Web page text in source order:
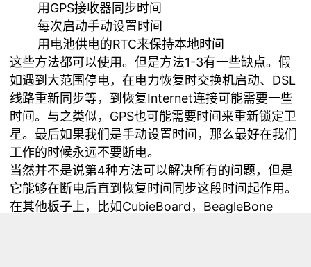
用GPS接收器同步时间
每次启动手动设置时间
用电池供电的RTC来保持本地时间
这些方法都可以使用。但是方法1-3有一些缺点。假
如遇到大范围停电，在电力恢复时交换机启动、DSL
线路重新同步等，到恢复Internet连接可能需要一些
时间。与之类似，GPS也可能需要时间来重新锁定卫
星。最后如果我们是手动设置时间，那么最好在我们
工作的时候永远不要断电。
当然并不是说第4种方法可以解决所有的问题，但是
它能够在断电后直到恢复时间同步这段时间起作用。
在其他板子上，比如CubieBoard，BeagleBone